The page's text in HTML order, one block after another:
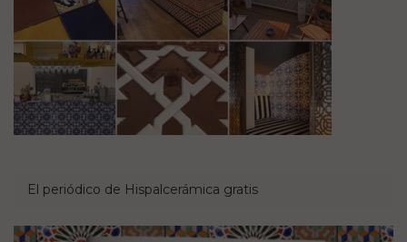
El periódico de Hispalcerámica gratis